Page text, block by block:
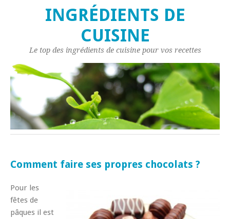
INGRÉDIENTS DE
CUISINE
Le top des ingrédients de cuisine pour vos recettes
Comment faire ses propres chocolats ?
Pour les
fêtes de
pâques il est